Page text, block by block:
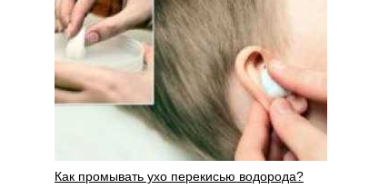
Как промывать ухо перекисью водорода?